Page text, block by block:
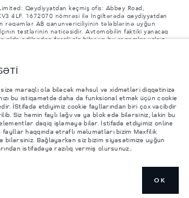
Qeydiyyatdan keçmiş ofis: Abbey Road,
4LF. 1672070 nömrəsi ilə İngiltərədə qeydiyyatdan
rəqəmlər AB qanunvericiliyinin tələblərinə uyğun
testlərinin nəticəsidir. Avtomobilin faktiki yanacaq
əldə ediləndən fərqli ola bilər və bu rəqəmlər yalnız
standart xarakteristikasını əks etdirir.
edilən aksesuarlar və digər avadanlıqlar yük götürmə
Aksesuarlar, sərnişinlər, maye və yanacaq
Çəkisinin (GVW) və Oxa Düşən Maksimum
həddinin aşılmadığından əmin olun.
haqqında vacib qeyd.Qlobal yarımkeçirici
avtomobilin istehsal xüsusiyyətlərinə, seçimlərin
müddətlərinə təsir göstərir. Bu, çox dinamik bir
maraqlı ola biləcək məhsul və xidmətləri diqqətinizə
bu istiqamətdə daha da funksional etmək üçün cookie
İStifadə etdiyimiz cookie fayllarından biri çox vacibdir
Siz həmin faylı ləğv və ya blok edə bilərsiniz, lakin bu
dəqiq işləməyə bilər. İstifadə etdiyimiz online
haqqında ətraflı məlumatları bizim Məxfilik
bilərsiniz. Bağlayarkən siz bizim siyasətimizə uyğun
istifadəyə razılıq vermiş olursunuz..
OK